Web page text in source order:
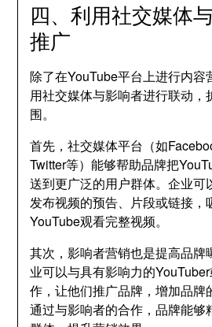
四、利用社交媒体
推广
除了在YouTube平台上进行内容
用社交媒体与影响者进行联动，
围。
首先，社交媒体平台（如
Twitter等）能够帮助品牌把
送到更广泛的用户群体。企业可
发布视频的预告、片段或链接，
YouTube观看完整视频。
其次，影响者营销也是提高品牌
业可以与具有影响力的
作，让他们推广品牌，增加品牌
通过与影响者的合作，品牌能够